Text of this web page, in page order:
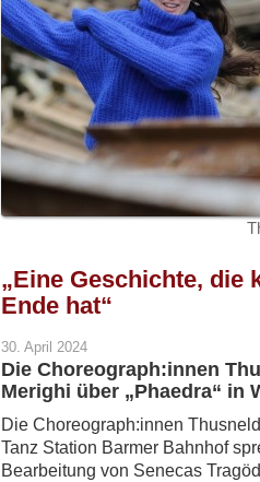
„Eine Geschichte, die
Ende hat“
30. April 2024
Die Choreograph:innen
Merighi über „Phaedra“ in
Die Choreograph:innen
Tanz Station Barmer Bahnhof
Bearbeitung von Senecas